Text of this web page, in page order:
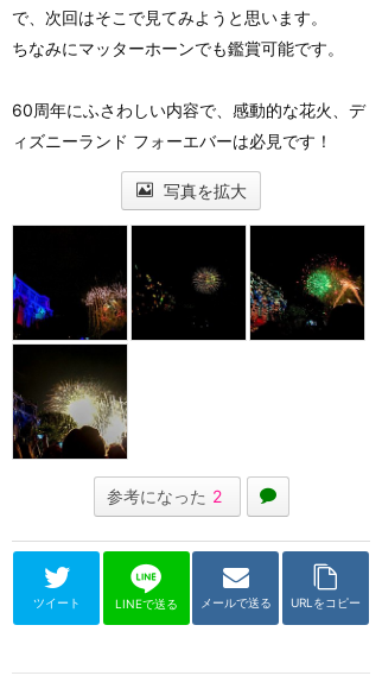
で、次回はそこで見てみようと思います。
ちなみにマッターホーンでも鑑賞可能です。
60周年にふさわしい内容で、感動的な花火、デ
ィズニーランド フォーエバーは必見です！
写真を拡大
参考になった 2
ツイート LINEで送る メールで送る URLをコピー